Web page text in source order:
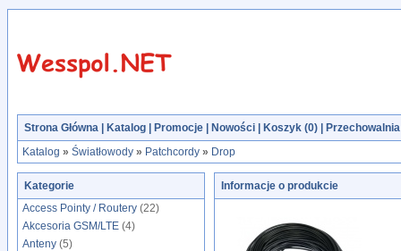
Strona Główna Katalog Promocje Nowości Koszyk (0)
Katalog » Światłowody » Patchcordy » Drop
Kategorie
Access Pointy / Routery (22)
Akcesoria GSM/LTE (4)
Anteny (5)
Informacje o produkcie